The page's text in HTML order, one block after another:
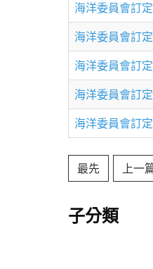
海洋委員會訂
海洋委員會訂
海洋委員會訂
海洋委員會訂
海洋委員會訂
最先 上一
子分類